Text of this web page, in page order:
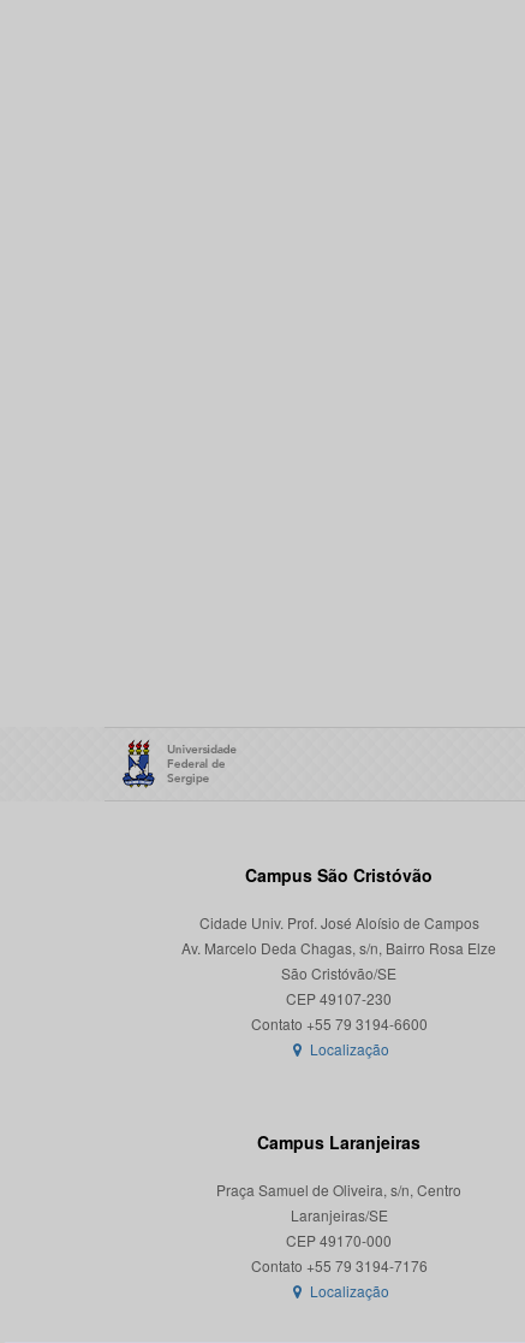
Campus São Cristóvão
Cidade Univ. Prof. José Aloísio de Campos
Av. Marcelo Deda Chagas, s/n, Bairro Rosa Elze
São Cristóvão/SE
CEP 49107-230
Localização
Campus Laranjeiras
Praça Samuel de Oliveira, s/n, Centro
Laranjeiras/SE
CEP 49170-000
Localização